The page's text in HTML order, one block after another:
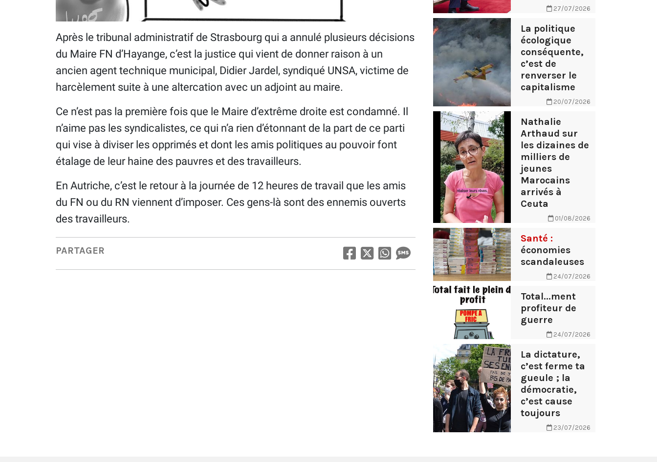
Après le tribunal administratif de Strasbourg qui a annulé plusieurs décisions
du Maire FN d’Hayange, c’est la justice qui vient de donner raison à un
ancien agent technique municipal, Didier Jardel, syndiqué UNSA, victime de
harcèlement suite à une altercation avec un adjoint au maire.
Ce n’est pas la première fois que le Maire d’extrême droite est condamné. Il
n’aime pas les syndicalistes, ce qui n’a rien d’étonnant de la part de ce parti
qui vise à diviser les opprimés et dont les amis politiques au pouvoir font
étalage de leur haine des pauvres et des travailleurs.
En Autriche, c’est le retour à la journée de 12 heures de travail que les amis
du FN ou du RN viennent d’imposer. Ces gens-là sont des ennemis ouverts
des travailleurs.
PARTAGER
27/07/2026
La politique
écologique
conséquente,
c’est de
renverser le
capitalisme
20/07/2026
Nathalie
Arthaud sur
les dizaines de
milliers de
jeunes
Marocains
arrivés à
Ceuta
01/08/2026
Santé :
économies
scandaleuses
24/07/2026
Total...ment
profiteur de
guerre
24/07/2026
La dictature,
c’est ferme ta
gueule ; la
démocratie,
c’est cause
toujours
23/07/2026